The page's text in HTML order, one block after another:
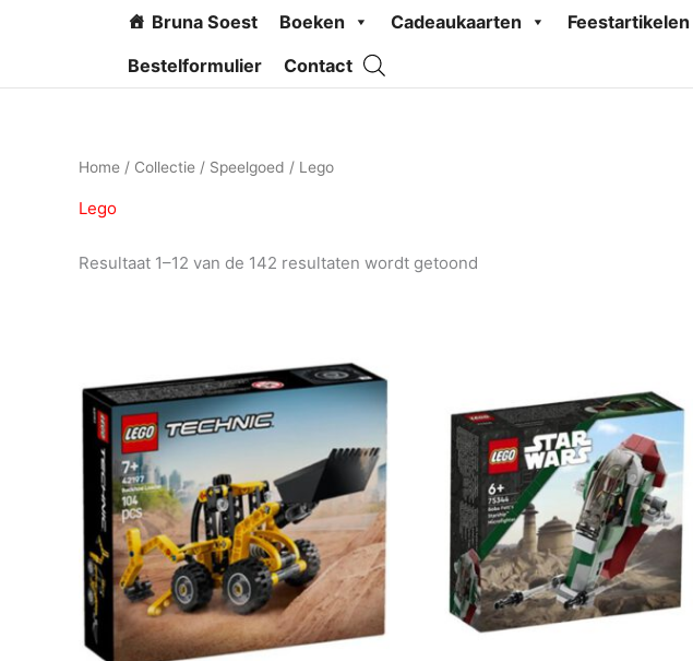
inhoud
Bruna Soest Boeken Cadeaukaarten Feestartikelen
Bestelformulier
Contact
Home / Collectie / Speelgoed / Lego
Lego
Resultaat 1–12 van de 142 resultaten wordt getoond